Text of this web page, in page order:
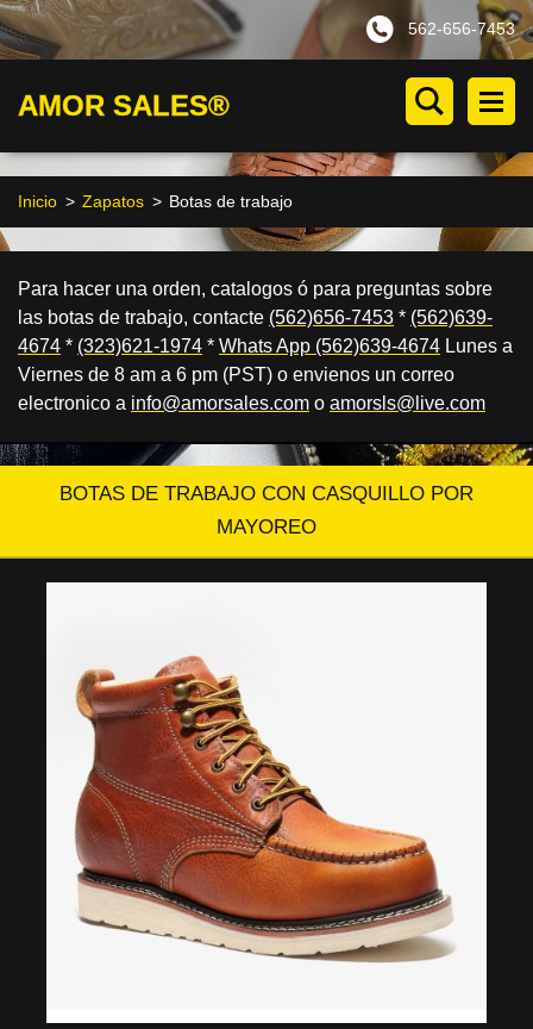
562-656-7453
AMOR SALES®
Inicio > Zapatos > Botas de trabajo
Para hacer una orden, catalogos ó para preguntas sobre
las botas de trabajo, contacte (562)656-7453 * (562)639-
4674 * (323)621-1974 * Whats App (562)639-4674 Lunes a
Viernes de 8 am a 6 pm (PST) o envienos un correo
electronico a info@amorsales.com o amorsls@live.com
BOTAS DE TRABAJO CON CASQUILLO POR
MAYOREO